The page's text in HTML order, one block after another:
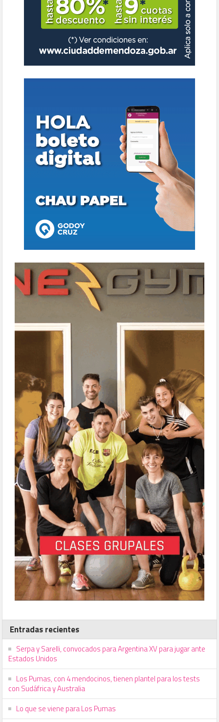
Entradas recientes
Serpa y Sarelli, convocados para Argentina XV para jugar ante
Estados Unidos
Los Pumas, con 4 mendocinos, tienen plantel para los tests
con Sudáfrica y Australia
Lo que se viene para Los Pumas